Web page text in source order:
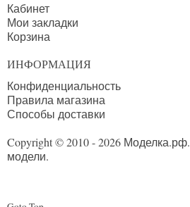
Кабинет
Мои закладки
Корзина
ИНФОРМАЦИЯ
Конфиденциальность
Правила магазина
Способы доставки
Copyright © 2010 - 2026 Моделка.рф.
модели.